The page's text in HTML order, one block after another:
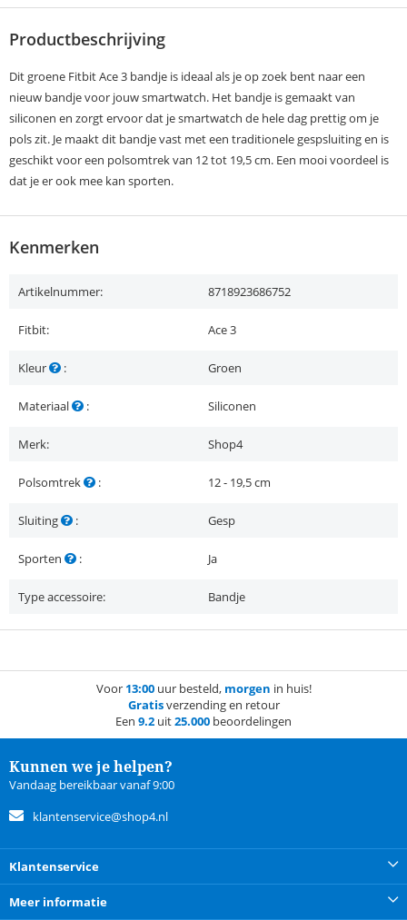
Productbeschrijving
Dit groene Fitbit Ace 3 bandje is ideaal als je op zoek bent naar een
nieuw bandje voor jouw smartwatch. Het bandje is gemaakt van
siliconen en zorgt ervoor dat je smartwatch de hele dag prettig om je
pols zit. Je maakt dit bandje vast met een traditionele gespsluiting en is
geschikt voor een polsomtrek van 12 tot 19,5 cm. Een mooi voordeel is
dat je er ook mee kan sporten.
Kenmerken
Artikelnummer: 8718923686752
Fitbit: Ace 3
Kleur : Groen
Materiaal : Siliconen
Merk: Shop4
Polsomtrek : 12 - 19,5 cm
Sluiting : Gesp
Sporten : Ja
Type accessoire: Bandje
Voor 13:00uur besteld, morgen in huis!
Gratisverzending en retour
Een 9.2 uit25.000 beoordelingen
Kunnen we je helpen?
Vandaag bereikbaar vanaf 9:00
klantenservice@shop4.nl
Klantenservice
Meer informatie